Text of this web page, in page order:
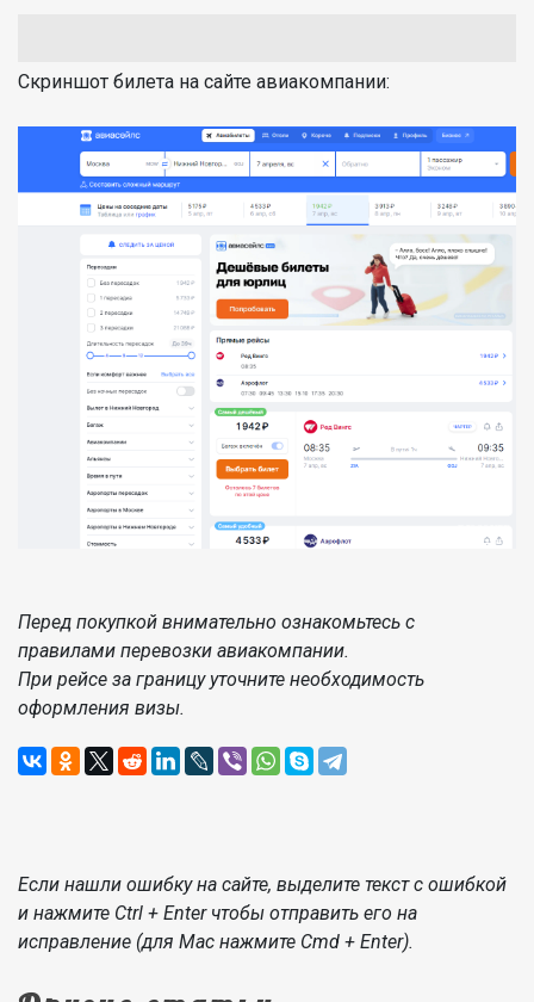
Скриншот билета на сайте авиакомпании:
Перед покупкой внимательно ознакомьтесь с
правилами перевозки авиакомпании.
При рейсе за границу уточните необходимость
оформления визы.
Если нашли ошибку на сайте, выделите текст с ошибкой
и нажмите Ctrl + Enter чтобы отправить его на
исправление (для Mac нажмите Cmd + Enter).